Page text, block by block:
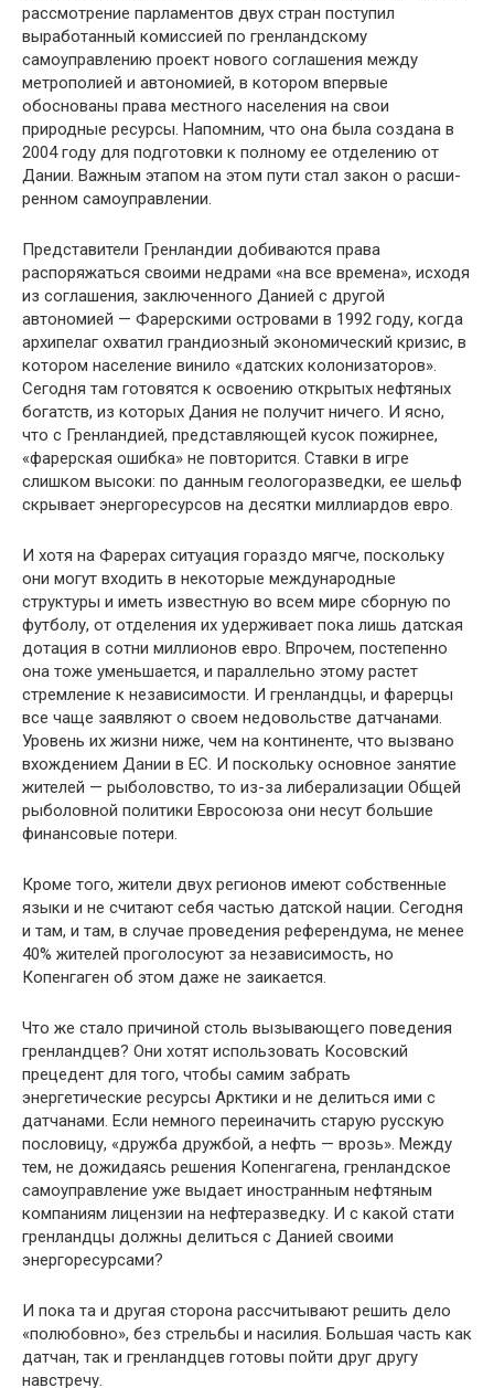
рассмотрение парламентов двух стран поступил
выработанный комиссией по гренландскому
самоуправлению проект нового соглашения между
метрополией и автономией, в котором впервые
обоснованы права местного населения на свои
природные ресурсы. Напом­ним, что она была создана в
2004 году для под­готовки к полному ее отделению от
Дании. Важ­ным этапом на этом пути стал закон о расши­
ренном самоуправлении.
Представители Гренландии добиваются пра­ва
распоряжаться своими недрами «на все вре­мена», исходя
из соглашения, заключенного Данией с другой
автономией — Фарерскими островами в 1992 году, когда
архипелаг охватил грандиозный экономический кризис, в
кото­ром население винило «датских колонизато­ров».
Сегодня там готовятся к освоению откры­тых нефтяных
богатств, из которых Дания не получит ничего. И ясно,
что с Гренландией, представляющей кусок пожирнее,
«фарерская ошибка» не повторится. Ставки в игре
слишком высоки: по данным геологоразведки, ее шельф
скрывает энергоресурсов на десятки миллиар­дов евро.
И хотя на Фарерах ситуация гораздо мягче, поскольку
они могут входить в некоторые меж­дународные
структуры и иметь известную во всем мире сборную по
футболу, от отделения их удерживает пока лишь датская
дотация в сотни миллионов евро. Впрочем, постепенно
она тоже уменьшается, и параллельно этому растет
стрем­ление к независимости. И гренландцы, и фарерцы
все чаще заявляют о своем недовольстве дат­чанами.
Уровень их жизни ниже, чем на конти­ненте, что вызвано
вхождением Дании в ЕС. И поскольку основное занятие
жителей — ры­боловство, то из-за либерализации Общей
рыбо­ловной политики Евросоюза они несут большие
финансовые потери.
Кроме того, жители двух регионов имеют собственные
языки и не считают себя частью датской нации. Сегодня
и там, и там, в случае проведения референдума, не менее
40% жителей проголосуют за независимость, но
Копенгаген об этом даже не заикается.
Что же стало причиной столь вызывающего поведения
гренландцев? Они хотят использовать Косовский
прецедент для того, чтобы самим забрать
энергетические ресурсы Арктики и не делиться ими с
датчанами. Если немного пере­иначить старую русскую
пословицу, «дружба дружбой, а нефть — врозь». Между
тем, не до­жидаясь решения Копенгагена, гренландское
самоуправление уже выдает иностранным неф­тяным
компаниям лицензии на нефтеразведку. И с какой стати
гренландцы должны делиться с Данией своими
энергоресурсами?
И пока та и другая сторона рассчитывают ре­шить дело
«полюбовно», без стрельбы и наси­лия. Большая часть как
датчан, так и гренланд­цев готовы пойти друг другу
навстречу.